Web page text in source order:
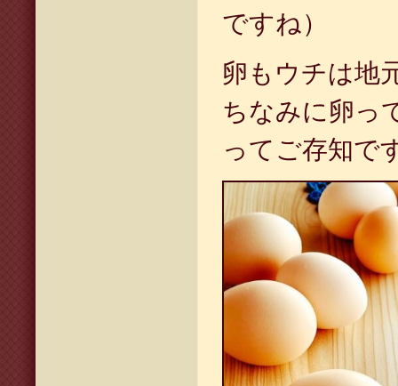
ですね）
卵もウチは地
ちなみに卵っ
ってご存知で